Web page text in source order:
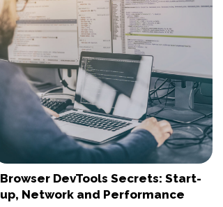
Browser DevTools Secrets: Start-
up, Network and Performance